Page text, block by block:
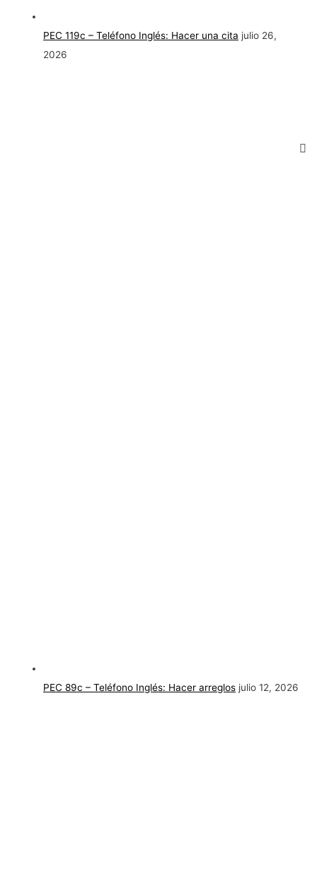
PEC 119c – Teléfono Inglés: Hacer una cita julio 26,
2026
PEC 89c – Teléfono Inglés: Hacer arreglos julio 12, 2026